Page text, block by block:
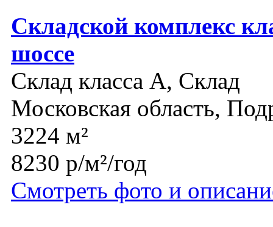
Складской комплекс
шоссе
Склад класса A, Склад
Московская область,
3224 м²
8230 р/м²/год
Смотреть фото и